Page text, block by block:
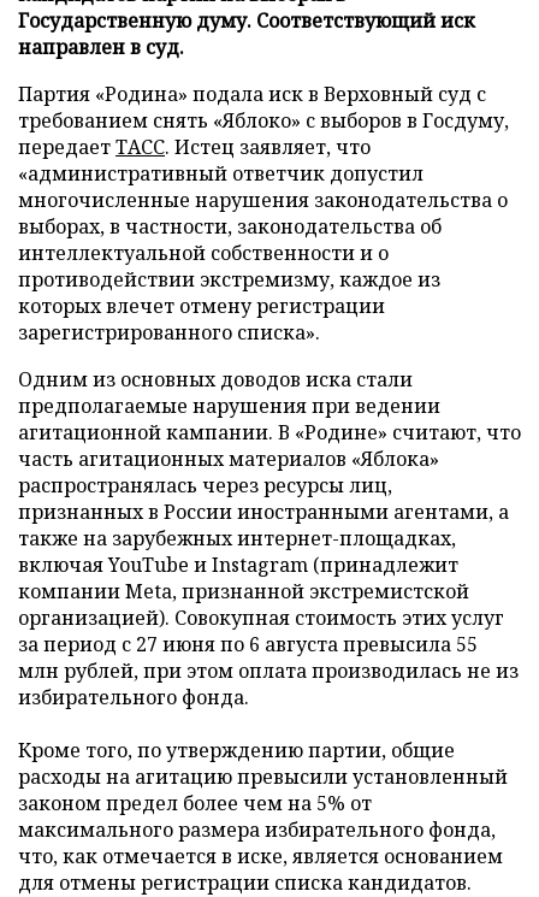
Государственную думу. Соответствующий иск
направлен в суд.
Партия «Родина» подала иск в Верховный суд с
требованием снять «Яблоко» с выборов в Госдуму,
передаетТАСС. Истец заявляет, что
«административный ответчик допустил
многочисленные нарушения законодательства о
выборах, в частности, законодательства об
интеллектуальной собственности и о
противодействии экстремизму, каждое из
которых влечет отмену регистрации
зарегистрированного списка».
Одним из основных доводов иска стали
предполагаемые нарушения при ведении
агитационной кампании. В «Родине» считают, что
часть агитационных материалов «Яблока»
распространялась через ресурсы лиц,
признанных в России иностранными агентами, а
также на зарубежных интернет-площадках,
включая YouTube и Instagram (принадлежит
компании Meta, признанной экстремистской
организацией). Совокупная стоимость этих услуг
за период с 27 июня по 6 августа превысила 55
млн рублей, при этом оплата производилась не из
избирательного фонда.
Кроме того, по утверждению партии, общие
расходы на агитацию превысили установленный
законом предел более чем на 5% от
максимального размера избирательного фонда,
что, как отмечается в иске, является основанием
для отмены регистрации списка кандидатов.